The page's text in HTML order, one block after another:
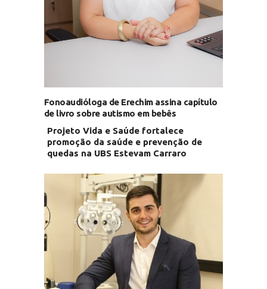
Fonoaudióloga de Erechim assina capítulo
de livro sobre autismo em bebês
Projeto Vida e Saúde fortalece
promoção da saúde e prevenção de
quedas na UBS Estevam Carraro